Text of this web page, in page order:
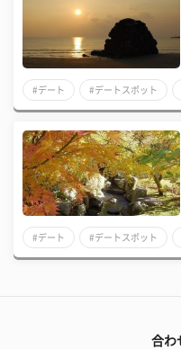
#デート #デートスポット
#デート #デートスポット
合わ